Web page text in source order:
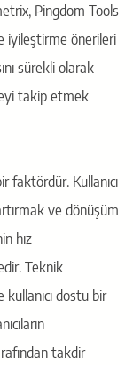
Pingdom Tools
iyileştirme önerileri
sürekli olarak
takip etmek
faktördür. Kullanıcı
ve dönüşüm
hız
Teknik
dostu bir
takdir